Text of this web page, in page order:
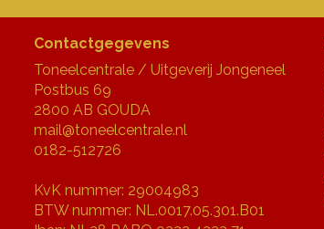
Contactgegevens
Toneelcentrale / Uitgeverij Jongeneel
Postbus 69
2800 AB GOUDA
mail@toneelcentrale.nl
0182-512726
KvK nummer: 29004983
BTW nummer: NL.0017.05.301.B01